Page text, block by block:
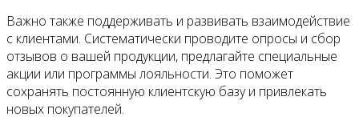
Важно также поддерживать и развивать взаимодействие
с клиентами. Систематически проводите опросы и сбор
отзывов о вашей продукции, предлагайте специальные
акции или программы лояльности. Это поможет
сохранять постоянную клиентскую базу и привлекать
новых покупателей.